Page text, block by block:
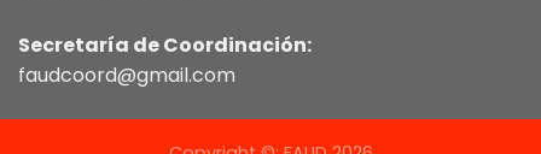
Secretaría de Coordinación:
faudcoord@gmail.com